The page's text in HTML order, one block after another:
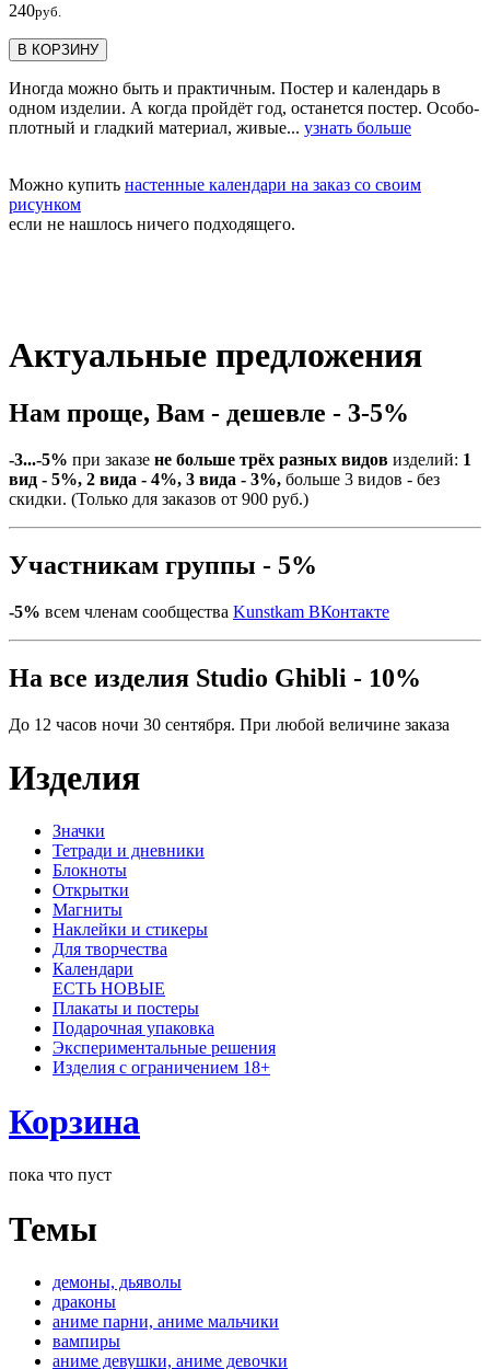
240руб.
В КОРЗИНУ
Иногда можно быть и практичным. Постер и календарь в
одном изделии. А когда пройдёт год, останется постер. Особо-
плотный и гладкий материал, живые... узнать больше
Можно купить настенные календари на заказ со своим
рисунком
если не нашлось ничего подходящего.
Актуальные предложения
Нам проще, Вам - дешевле - 3-5%
-3...-5% при заказе не больше трёх разных видов изделий: 1
вид - 5%, 2 вида - 4%, 3 вида - 3%, больше 3 видов - без
скидки. (Только для заказов от 900 руб.)
Участникам группы - 5%
-5% всем членам сообщества Kunstkam ВКонтакте
На все изделия Studio Ghibli - 10%
До 12 часов ночи 30 сентября. При любой величине заказа
Изделия
Значки
Тетради и дневники
Блокноты
Открытки
Магниты
Наклейки и стикеры
Для творчества
Календари
ЕСТЬ НОВЫЕ
Плакаты и постеры
Подарочная упаковка
Экспериментальные решения
Изделия с ограничением 18+
Корзина
пока что пуст
Темы
демоны, дьяволы
драконы
аниме парни, аниме мальчики
вампиры
аниме девушки, аниме девочки